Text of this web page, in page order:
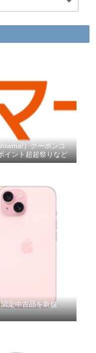
）クーポンコ
イント超超祭りなど
定中古品を新規